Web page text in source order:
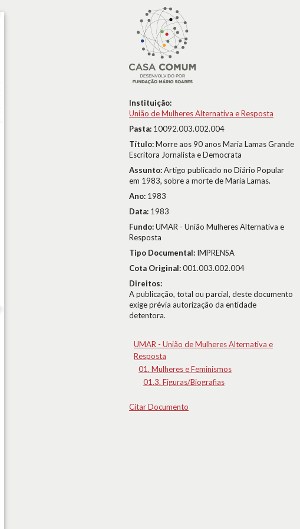
Instituição:
União de Mulheres Alternativa e Resposta
Pasta: 10092.003.002.004
Título:Morre aos 90 anos Maria Lamas Grande
Escritora Jornalista e Democrata
Assunto:Artigo publicado no Diário Popular
em 1983, sobre a morte de Maria Lamas.
Ano: 1983
Data: 1983
Fundo:UMAR - União Mulheres Alternativa e
Resposta
Tipo Documental: IMPRENSA
Cota Original:001.003.002.004
Direitos:
A publicação, total ou parcial, deste documento
exige prévia autorização da entidade
detentora.
UMAR - União de Mulheres Alternativa e
Resposta
01. Mulheres e Feminismos
01.3. Figuras/Biografias
Citar Documento